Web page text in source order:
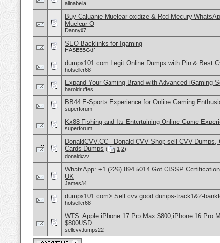
alinabella
Buy Caluanie Muelear oxidize & Red Mecury
Muelear O
Danny07
SEO Backlinks for Igaming
HASEEBGdf
dumps101.com:Legit Online Dumps with Pin & Best
hotseller68
Expand Your Gaming Brand with Advanced iGaming
haroldruffes
BB44 E-Sports Experience for Online Gaming
superforum
Kx88 Fishing and Its Entertaining Online Game
superforum
DonaldCVV.CC - Donald CVV Shop sell CVV Dumps,
Cards Dumps ( 1 2)
donaldcvv
WhatsApp: +1 (226) 894-5014​ Get CISSP
UK
James34
dumps101.com> Sell cvv good dumps-track1&2-
hotseller68
WTS: Apple iPhone 17 Pro Max $800,iPhone 16 Pro
$800USD
sellcvvdumps22